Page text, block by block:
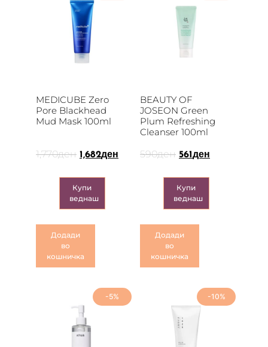
MEDICUBE Zero
Pore Blackhead
Mud Mask 100ml
1,770ден 1,682ден
Купи
веднаш
Додади
во
кошничка
BEAUTY OF
JOSEON Green
Plum Refreshing
Cleanser 100ml
590ден 561 ден
Купи
веднаш
Додади
во
кошничка
-5% -10%